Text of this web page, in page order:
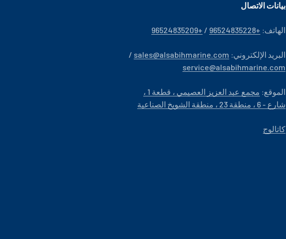
بيانات الاتصال
الهاتف: +96524835228
/
+96524835209
البريد الإلكتروني: sales@alsabihmarine.com
/
service@alsabihmarine.com
الموقع:
مجمع عبد العزيز العصيمي ، قطعة 1 ،
شارع - 6 ، منطقة 23 ، منطقة الشويخ الصناعية
كاتالوج